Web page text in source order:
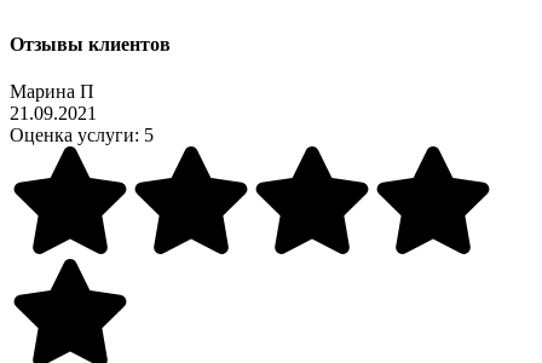
Отзывы клиентов
Марина П
21.09.2021
Оценка услуги: 5